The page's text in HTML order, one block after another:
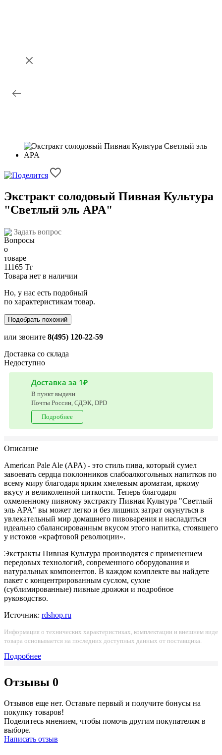
Экстракт солодовый Пивная Культура
"Светлый эль АPA"
Задать вопрос
11165 Тг
Товара нет в наличии
Но, у нас есть подобный
по характеристикам товар.
Подобрать похожий
или звоните 8(495) 120-22-59
Доставка со склада
Недоступно
Доставка за 1₽
В пункт выдачи
Почты России, СДЭК, DPD
Подробнее
Описание
American Pale Ale (APA) - это стиль пива, который сумел
завоевать сердца поклонников слабоалкогольных напитков по
всему миру благодаря ярким хмелевым ароматам, яркому
вкусу и великолепной питкости. Теперь благодаря
охмеленному пивному экстракту Пивная Культура "Светлый
эль APA" вы может легко и без лишних затрат окунуться в
увлекательный мир домашнего пивоварения и насладиться
идеально сбалансированным вкусом этого напитка, стоявшего
у истоков «крафтовой революции».
Экстракты Пивная Культура производятся с применением
передовых технологий, современного оборудования и
натуральных компонентов. В каждом комплекте вы найдете
пакет с концентрированным суслом, сухие
(сублимированные) пивные дрожжи и подробное
руководство.
Источник: rdshop.ru
Информация о технических характеристиках, комплектации и внешнем виде
товара основывается на последних доступных данных от поставщика.
Подробнее
Отзывы 0
Отзывов еще нет. Оставьте первый и получите бонусы на
покупку товаров!
Поделитесь мнением, чтобы помочь другим покупателям в
выборе.
Написать отзыв